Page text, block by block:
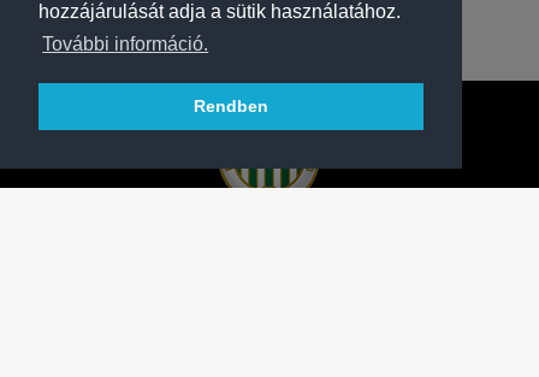
hozzájárulását adja a sütik használatához.
További információ.
Rendben